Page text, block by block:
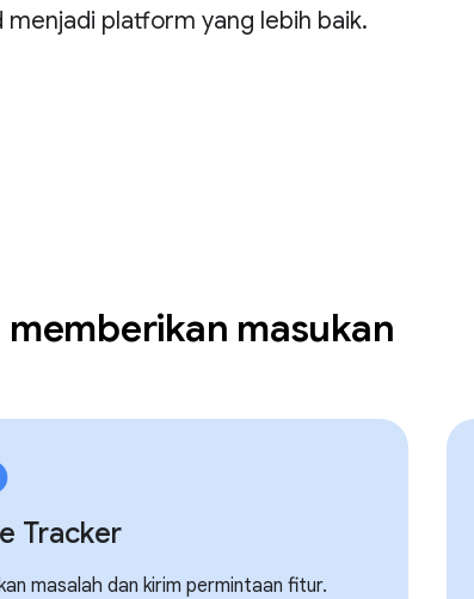
menjadi platform yang lebih baik.
memberikan masukan
Tracker
masalah dan kirim permintaan fitur.